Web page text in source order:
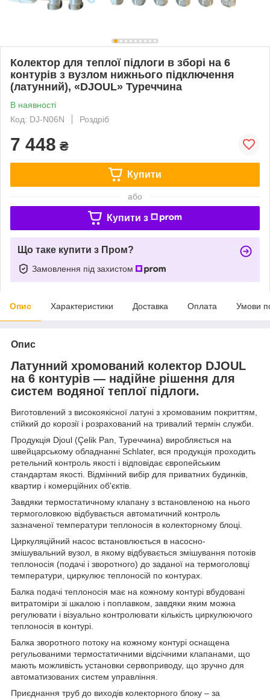
Колектор для теплої підлоги в зборі на 6
контурів з вузлом нижнього підключення
(латунний), «DJOUL» Туреччина
В наявності
Код: DJ-N06N
Роздріб
7 448 ₴
Купити
або
Купити з
Що таке купити з Пром?
Замовлення під захистом
Опис Характеристики Доставка Оплата Умови
Опис
Латунний хромований колектор DJOUL
на 6 контурів — надійне рішення для
систем водяної теплої підлоги.
Виготовлений з високоякісної латуні з хромованим покриттям,
стійкий до корозії і розрахований на тривалий термін служби.
Продукція Djoul (Çelik Pan, Туреччина) виробляється на
швейцарському обладнанні Schlater, вся продукція проходить
ретельний контроль якості і відповідає європейським
стандартам якості. Відмінний вибір для приватних будинків,
квартир і комерційних об'єктів.
Завдяки термостатичному клапану з встановленою на нього
термоголовкою відбувається автоматичний контроль
зазначеної температури теплоносія в колекторному блоці.
Циркуляційний насос встановлюється в насосно-
змішувальний вузол, в якому відбувається змішування потоків
теплоносія (подачі і зворотного) до заданої на термоголовці
температури, циркулює теплоносій по контурах.
Балка подачі теплоносія має на кожному контурі вбудовані
витратоміри зі шкалою і поплавком, завдяки яким можна
регулювати і візуально контролювати кількість циркулюючого
теплоносія в контурі.
Балка зворотного потоку на кожному контурі оснащена
регульованими термостатичними відсічними клапанами, що
мають можливість установки сервоприводу, що зручно для
автоматизованих систем управління.
Приєднання труб до виходів колекторного блоку – за